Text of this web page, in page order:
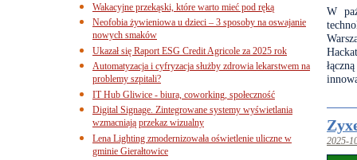
W
2025-
Wakacyjne przekąski, które warto mieć pod ręką
Neofobia żywieniowa u dzieci – 3 sposoby na oswajanie
nowych smaków
Ukazał się Raport ESG Credit Agricole za 2025 rok
Automatyzacja i cyfryzacja służby zdrowia lekarstwem na
problemy szpitali?
IT Hub Gliwice - biura, coworking, społeczność
Digital Signage. Zintegrowane systemy wyświetlania
wzmacniają przekaz wizualny
Lena Lighting zmodernizowała oświetlenie uliczne w
gminie Gierałtowice